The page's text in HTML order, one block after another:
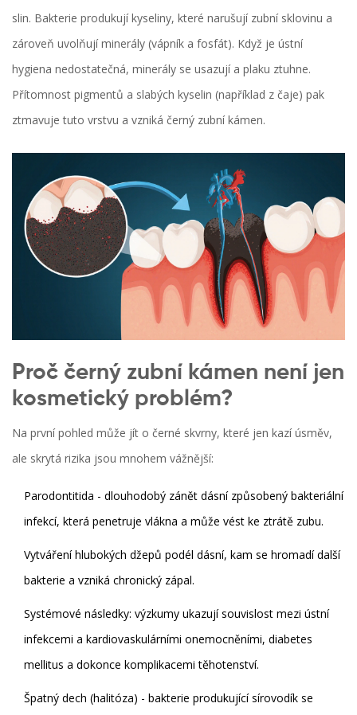
slin. Bakterie produkují kyseliny, které narušují zubní sklovinu a
zároveň uvolňují minerály (vápník a fosfát). Když je ústní
hygiena nedostatečná, minerály se usazují a plaku ztuhne.
Přítomnost pigmentů a slabých kyselin (například z čaje) pak
ztmavuje tuto vrstvu a vzniká černý zubní kámen.
Proč černý zubní kámen není jen
kosmetický problém?
Na první pohled může jít o černé skvrny, které jen kazí úsměv,
ale skrytá rizika jsou mnohem vážnější:
Parodontitida - dlouhodobý zánět dásní způsobený bakteriální
infekcí, která penetruje vlákna a může vést ke ztrátě zubu.
Vytváření hlubokých džepů podél dásní, kam se hromadí další
bakterie a vzniká chronický zápal.
Systémové následky: výzkumy ukazují souvislost mezi ústní
infekcemi a kardiovaskulárními onemocněními, diabetes
mellitus a dokonce komplikacemi těhotenství.
Špatný dech (halitóza) - bakterie produkující sírovodík se